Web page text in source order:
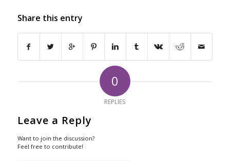
Share this entry
0
REPLIES
Leave a Reply
Want to join the discussion?
Feel free to contribute!